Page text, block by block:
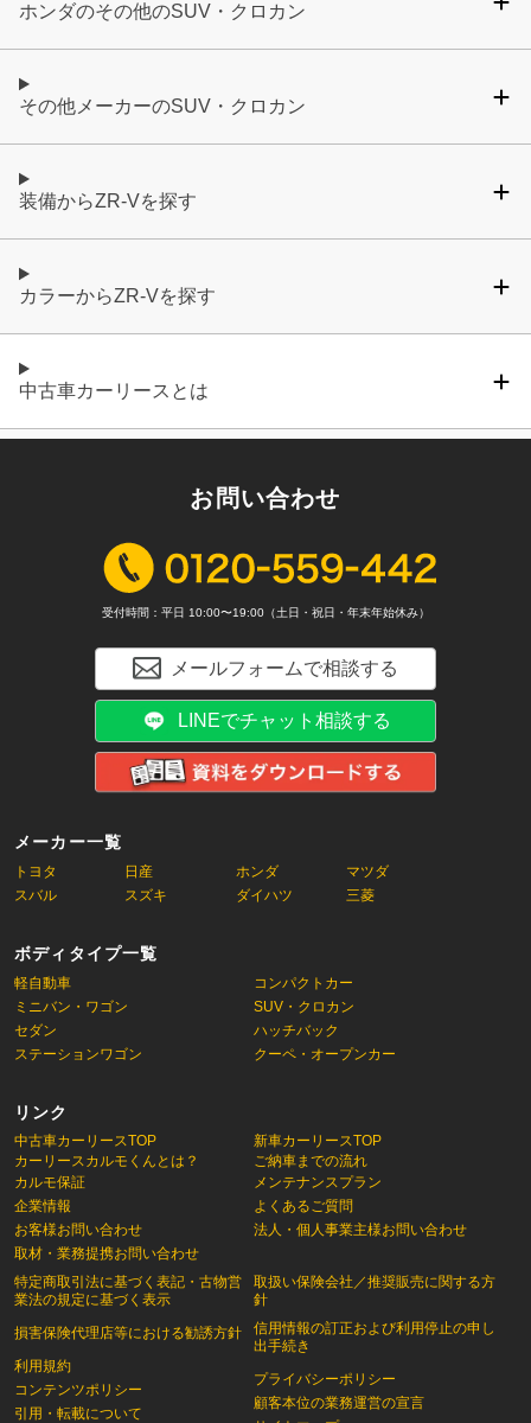
ホンダのその他のSUV・クロカン
その他メーカーのSUV・クロカン
装備からZR-Vを探す
カラーからZR-Vを探す
中古車カーリースとは
メーカー一覧
トヨタ 日産 ホンダ
マツダ
スバル
スズキ ダイハツ 三菱
ボディタイプ一覧
軽自動車
コンパクトカー
ミニバン・ワゴン
SUV・クロカン
セダン
ハッチバック
ステーションワゴン
クーペ・オープンカー
リンク
中古車カーリースTOP
カーリースカルモくんとは？
新車カーリースTOP
ご納車までの流れ
カルモ保証
企業情報
お客様お問い合わせ
取材・業務提携お問い合わせ
特定商取引法に基づく表記・古物営
業法の規定に基づく表示
損害保険代理店等における勧誘方針
利用規約
コンテンツポリシー
引用・転載について
メンテナンスプラン
よくあるご質問
法人・個人事業主様お問い合わせ
取扱い保険会社／推奨販売に関する方
針
信用情報の訂正および利用停止の申し
出手続き
プライバシーポリシー
顧客本位の業務運営の宣言
お問い合わせ
受付時間：平日 10:00〜19:00（土日・祝日・年末年始休み）
メールフォームで相談する
LINEでチャット相談する